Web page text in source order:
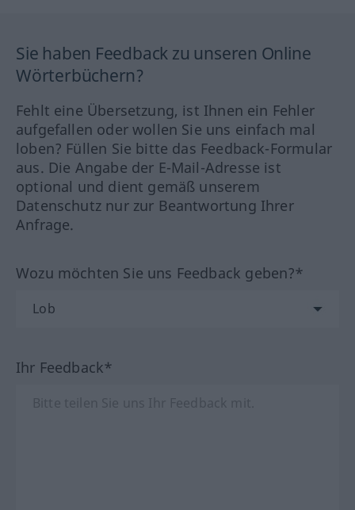
Sie haben Feedback zu unseren Online
Wörterbüchern?
Fehlt eine Übersetzung, ist Ihnen ein Fehler
aufgefallen oder wollen Sie uns einfach mal
loben? Füllen Sie bitte das Feedback-Formular
aus. Die Angabe der E-Mail-Adresse ist
optional und dient gemäß unserem
Datenschutz nur zur Beantwortung Ihrer
Anfrage.
Wozu möchten Sie uns Feedback geben?*
Ihr Feedback*